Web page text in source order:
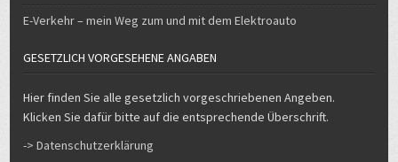
E-Verkehr – mein Weg zum und mit dem Elektroauto
GESETZLICH VORGESEHENE ANGABEN
Hier finden Sie alle gesetzlich vorgeschriebenen Angeben.
Klicken Sie dafür bitte auf die entsprechende Überschrift.
-> Datenschutzerklärung